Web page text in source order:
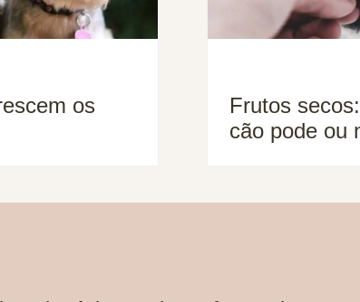
os
Frutos
cão pode ou